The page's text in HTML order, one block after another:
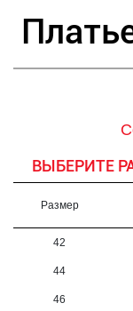
ВЫБЕРИТЕ
Размер
42
44
46